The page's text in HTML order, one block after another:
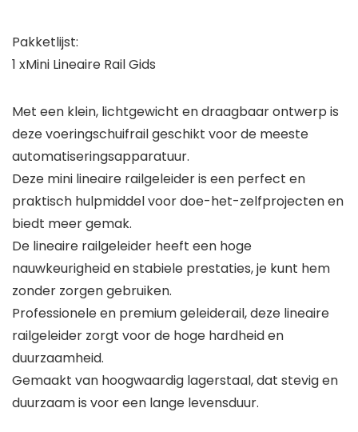
Pakketlijst:
1 xMini Lineaire Rail Gids
Met een klein, lichtgewicht en draagbaar ontwerp is
deze voeringschuifrail geschikt voor de meeste
automatiseringsapparatuur.
Deze mini lineaire railgeleider is een perfect en
praktisch hulpmiddel voor doe-het-zelfprojecten en
biedt meer gemak.
De lineaire railgeleider heeft een hoge
nauwkeurigheid en stabiele prestaties, je kunt hem
zonder zorgen gebruiken.
Professionele en premium geleiderail, deze lineaire
railgeleider zorgt voor de hoge hardheid en
duurzaamheid.
Gemaakt van hoogwaardig lagerstaal, dat stevig en
duurzaam is voor een lange levensduur.